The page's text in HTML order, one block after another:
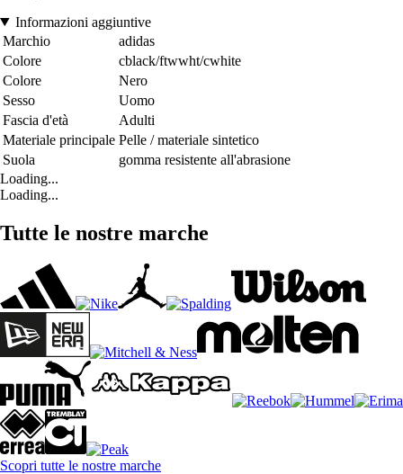
Informazioni aggiuntive
Marchio
adidas
Colore
cblack/ftwwht/cwhite
Colore
Nero
Sesso
Uomo
Fascia d'età
Adulti
Materiale principale Pelle / materiale sintetico
Suola
gomma resistente all'abrasione
Loading...
Loading...
Tutte le nostre marche
Scopri tutte le nostre marche